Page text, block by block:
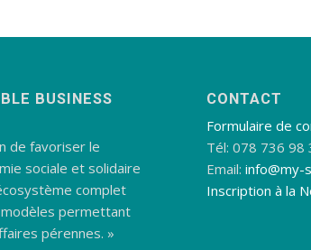
BUSINESS
de favoriser le
sociale et solidaire
complet
permettant
pérennes. »
CONTACT
Formulaire de
Tél: 078 736 98
Email:info@my-
Inscription à la